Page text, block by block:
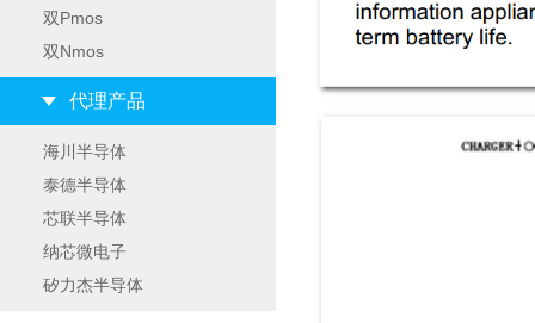
双Pmos
双Nmos
代理产品
海川半导体
泰德半导体
芯联半导体
纳芯微电子
矽力杰半导体